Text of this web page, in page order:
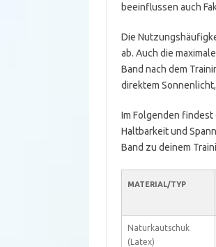
beeinflussen auch
Die
ab. Auch die
Band nach dem
direktem
Im Folgenden
Haltbarkeit und
Band zu deinem
MATERIAL/TYP
Naturkautschuk
(Latex)